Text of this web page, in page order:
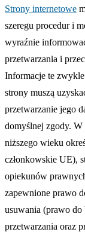
Strony internetowe
szeregu procedur i
wyraźnie
przetwarzania i
Informacje te
strony muszą
przetwarzanie jego
domyślnej zgody.
niższego wieku
członkowskie UE),
opiekunów
zapewnione prawo
usuwania (prawo do
przetwarzania oraz